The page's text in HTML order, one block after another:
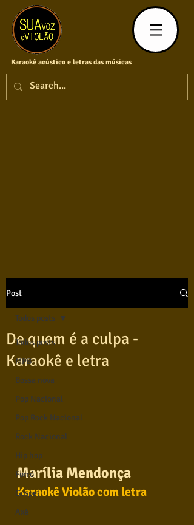
Karaokê acústico e letras das músicas
Post
Todos posts
MPB
Bossa nova
Pop Nacional
Pop Rock Nacional
Rock Nacional
Hip hop
Forró
Gospel
Axé
Todos posts
De quem é a culpa -
Karaokê e letra
Marília Mendonça
Karaokê Violão com letra